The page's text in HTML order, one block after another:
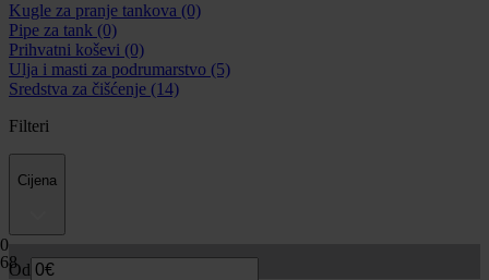
Kugle za pranje tankova (0)
Pipe za tank (0)
Prihvatni koševi (0)
Ulja i masti za podrumarstvo (5)
Sredstva za čišćenje (14)
Filteri
Cijena
0
68Od